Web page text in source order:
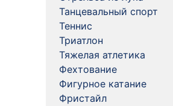
Танцевальный спорт
Теннис
Триатлон
Тяжелая атлетика
Фехтование
Фигурное катание
Фристайл